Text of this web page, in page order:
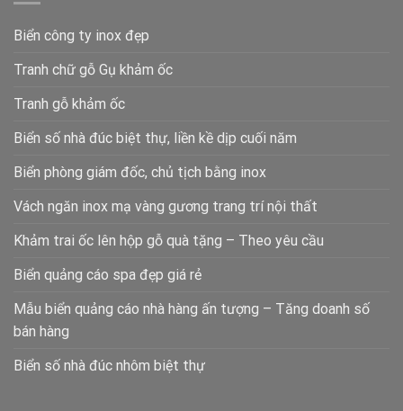
Biển công ty inox đẹp
Tranh chữ gỗ Gụ khảm ốc
Tranh gỗ khảm ốc
Biển số nhà đúc biệt thự, liền kề dịp cuối năm
Biển phòng giám đốc, chủ tịch bằng inox
Vách ngăn inox mạ vàng gương trang trí nội thất
Khảm trai ốc lên hộp gỗ quà tặng – Theo yêu cầu
Biển quảng cáo spa đẹp giá rẻ
Mẫu biển quảng cáo nhà hàng ấn tượng – Tăng doanh số
bán hàng
Biển số nhà đúc nhôm biệt thự